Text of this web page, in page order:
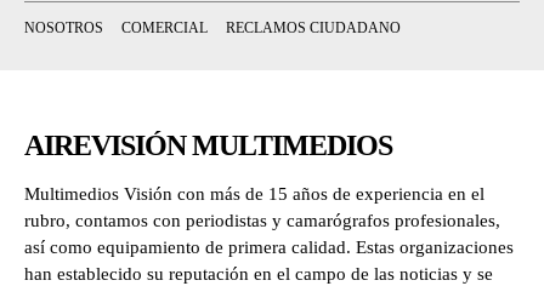
NOSOTROS COMERCIAL RECLAMOS CIUDADANO
AIREVISIÓN MULTIMEDIOS
Multimedios Visión con más de 15 años de experiencia en el
rubro, contamos con periodistas y camarógrafos profesionales,
así como equipamiento de primera calidad. Estas organizaciones
han establecido su reputación en el campo de las noticias y se